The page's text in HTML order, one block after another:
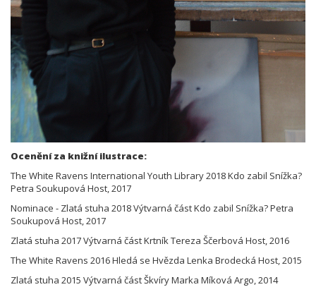
Ocenění za knižní ilustrace:
The White Ravens International Youth Library 2018 Kdo zabil Snížka?
Petra Soukupová Host, 2017
Nominace - Zlatá stuha 2018 Výtvarná část Kdo zabil Snížka? Petra
Soukupová Host, 2017
Zlatá stuha 2017 Výtvarná část Krtník Tereza Ščerbová Host, 2016
The White Ravens 2016 Hledá se Hvězda Lenka Brodecká Host, 2015
Zlatá stuha 2015 Výtvarná část Škvíry Marka Míková Argo, 2014